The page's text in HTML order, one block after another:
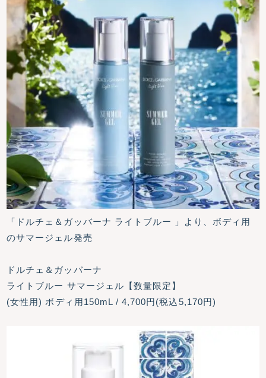
「ドルチェ＆ガッバーナ ライトブルー 」より、ボディ用
のサマージェル発売
ドルチェ＆ガッバーナ
ライトブルー サマージェル【数量限定】
(女性用) ボディ用150mL / 4,700円(税込5,170円)